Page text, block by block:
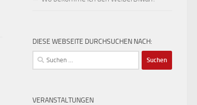
DIESE WEBSEITE DURCHSUCHEN NACH:
Suchen
nach:
VERANSTALTUNGEN